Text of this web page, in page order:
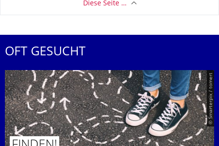
Diese Seite …
OFT GESUCHT
© Smarterpix / tomert